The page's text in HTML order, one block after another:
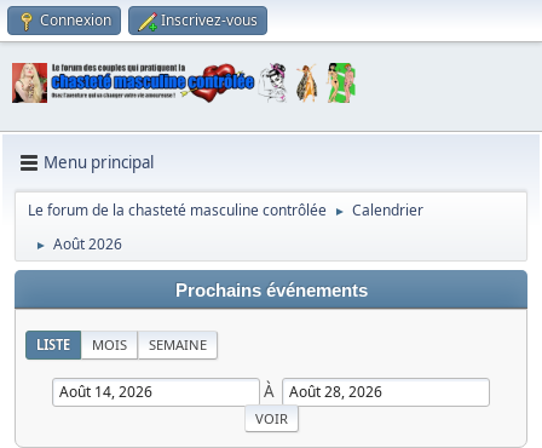
Connexion Inscrivez-vous
Menu principal
Le forum de la chasteté masculine contrôlée ► Calendrier
► Août 2026
Prochains événements
LISTE MOIS SEMAINE
À